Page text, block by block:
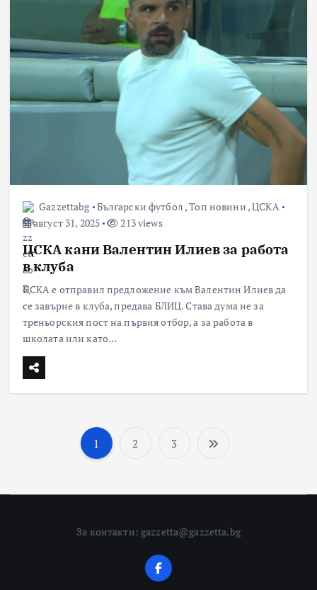
Gazzettabg Български футбол ,Топ новини ,ЦСКА
август 31, 2025
213 views
ЦСКА кани Валентин Илиев за работа
в клуба
ЦСКА е отправил предложение към Валентин Илиев да
се завърне в клуба, предава БЛИЦ. Става дума не за
треньорския пост на първия отбор, а за работа в
школата или като…
Разделяне
на
на
1 2 3
За контакти: gazzetta@gazzetta.bg